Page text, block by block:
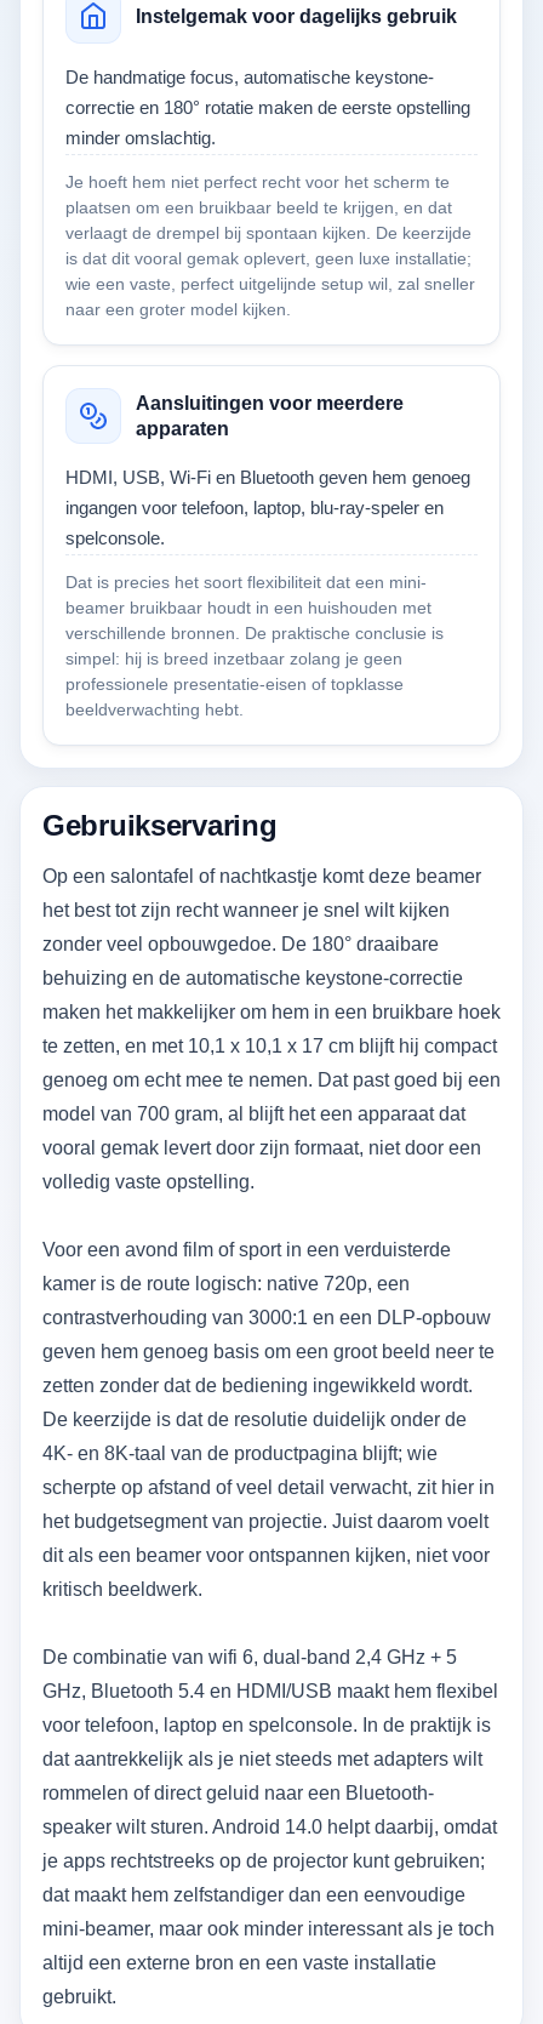
Instelgemak voor dagelijks gebruik
De handmatige focus, automatische keystone-
correctie en 180° rotatie maken de eerste opstelling
minder omslachtig.
Je hoeft hem niet perfect recht voor het scherm te
plaatsen om een bruikbaar beeld te krijgen, en dat
verlaagt de drempel bij spontaan kijken. De keerzijde
is dat dit vooral gemak oplevert, geen luxe installatie;
wie een vaste, perfect uitgelijnde setup wil, zal sneller
naar een groter model kijken.
Aansluitingen voor meerdere
apparaten
HDMI, USB, Wi-Fi en Bluetooth geven hem genoeg
ingangen voor telefoon, laptop, blu-ray-speler en
spelconsole.
Dat is precies het soort flexibiliteit dat een mini-
beamer bruikbaar houdt in een huishouden met
verschillende bronnen. De praktische conclusie is
simpel: hij is breed inzetbaar zolang je geen
professionele presentatie-eisen of topklasse
beeldverwachting hebt.
Gebruikservaring
Op een salontafel of nachtkastje komt deze beamer
het best tot zijn recht wanneer je snel wilt kijken
zonder veel opbouwgedoe. De 180° draaibare
behuizing en de automatische keystone-correctie
maken het makkelijker om hem in een bruikbare hoek
te zetten, en met 10,1 x 10,1 x 17 cm blijft hij compact
genoeg om echt mee te nemen. Dat past goed bij een
model van 700 gram, al blijft het een apparaat dat
vooral gemak levert door zijn formaat, niet door een
volledig vaste opstelling.
Voor een avond film of sport in een verduisterde
kamer is de route logisch: native 720p, een
contrastverhouding van 3000:1 en een DLP-opbouw
geven hem genoeg basis om een groot beeld neer te
zetten zonder dat de bediening ingewikkeld wordt.
De keerzijde is dat de resolutie duidelijk onder de
4K- en 8K-taal van de productpagina blijft; wie
scherpte op afstand of veel detail verwacht, zit hier in
het budgetsegment van projectie. Juist daarom voelt
dit als een beamer voor ontspannen kijken, niet voor
kritisch beeldwerk.
De combinatie van wifi 6, dual-band 2,4 GHz + 5
GHz, Bluetooth 5.4 en HDMI/USB maakt hem flexibel
voor telefoon, laptop en spelconsole. In de praktijk is
dat aantrekkelijk als je niet steeds met adapters wilt
rommelen of direct geluid naar een Bluetooth-
speaker wilt sturen. Android 14.0 helpt daarbij, omdat
je apps rechtstreeks op de projector kunt gebruiken;
dat maakt hem zelfstandiger dan een eenvoudige
mini-beamer, maar ook minder interessant als je toch
altijd een externe bron en een vaste installatie
gebruikt.